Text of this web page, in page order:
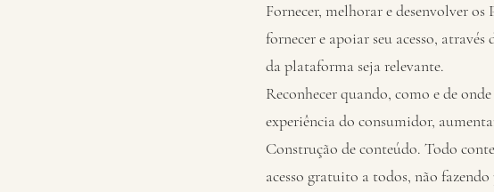
Fornecer, melhorar e desenvolver
fornecer e apoiar seu acesso,
da plataforma seja relevante.
Reconhecer quando, como e de
experiência do consumidor,
Construção de conteúdo. Todo
acesso gratuito a todos, não